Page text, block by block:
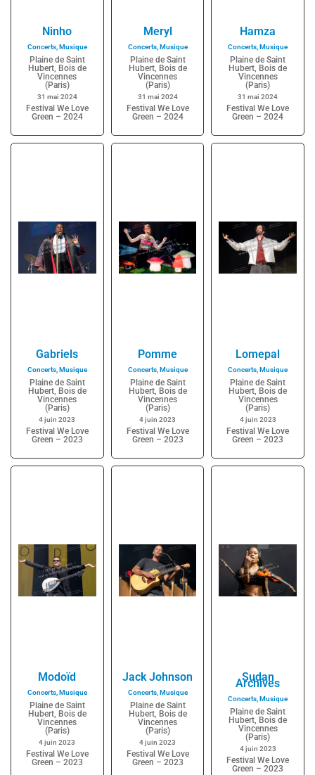
Ninho
Concerts,Musique
Plaine de Saint
Hubert, Bois de
Vincennes
(Paris)
31 mai 2024
Festival We Love
Green – 2024
Meryl
Concerts,Musique
Plaine de Saint
Hubert, Bois de
Vincennes
(Paris)
31 mai 2024
Festival We Love
Green – 2024
Hamza
Concerts,Musique
Plaine de Saint
Hubert, Bois de
Vincennes
(Paris)
31 mai 2024
Festival We Love
Green – 2024
Gabriels
Concerts,Musique
Plaine de Saint
Hubert, Bois de
Vincennes
(Paris)
4 juin 2023
Festival We Love
Green – 2023
Pomme
Concerts,Musique
Plaine de Saint
Hubert, Bois de
Vincennes
(Paris)
4 juin 2023
Festival We Love
Green – 2023
Lomepal
Concerts,Musique
Plaine de Saint
Hubert, Bois de
Vincennes
(Paris)
4 juin 2023
Festival We Love
Green – 2023
Modoïd
Concerts,Musique
Plaine de Saint
Hubert, Bois de
Vincennes
(Paris)
4 juin 2023
Festival We Love
Green – 2023
Jack Johnson
Concerts,Musique
Plaine de Saint
Hubert, Bois de
Vincennes
(Paris)
4 juin 2023
Festival We Love
Green – 2023
Sudan
Archives
Concerts,Musique
Plaine de Saint
Hubert, Bois de
Vincennes
(Paris)
4 juin 2023
Festival We Love
Green – 2023